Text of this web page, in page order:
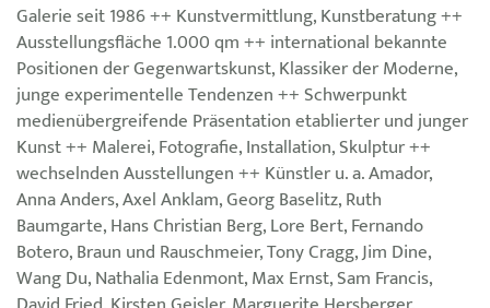
Galerie seit 1986 ++ Kunstvermittlung, Kunstberatung ++
Ausstellungsfläche 1.000 qm ++ international bekannte
Positionen der Gegenwartskunst, Klassiker der Moderne,
junge experimentelle Tendenzen ++ Schwerpunkt
medienübergreifende Präsentation etablierter und junger
Kunst ++ Malerei, Fotografie, Installation, Skulptur ++
wechselnden Ausstellungen ++ Künstler u. a. Amador,
Anna Anders, Axel Anklam, Georg Baselitz, Ruth
Baumgarte, Hans Christian Berg, Lore Bert, Fernando
Botero, Braun und Rauschmeier, Tony Cragg, Jim Dine,
Wang Du, Nathalia Edenmont, Max Ernst, Sam Francis,